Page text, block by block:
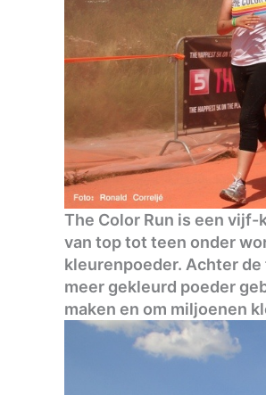
The Color Run is een
van top tot teen onder
kleurenpoeder. Achter de
meer gekleurd poeder
maken en om miljoenen